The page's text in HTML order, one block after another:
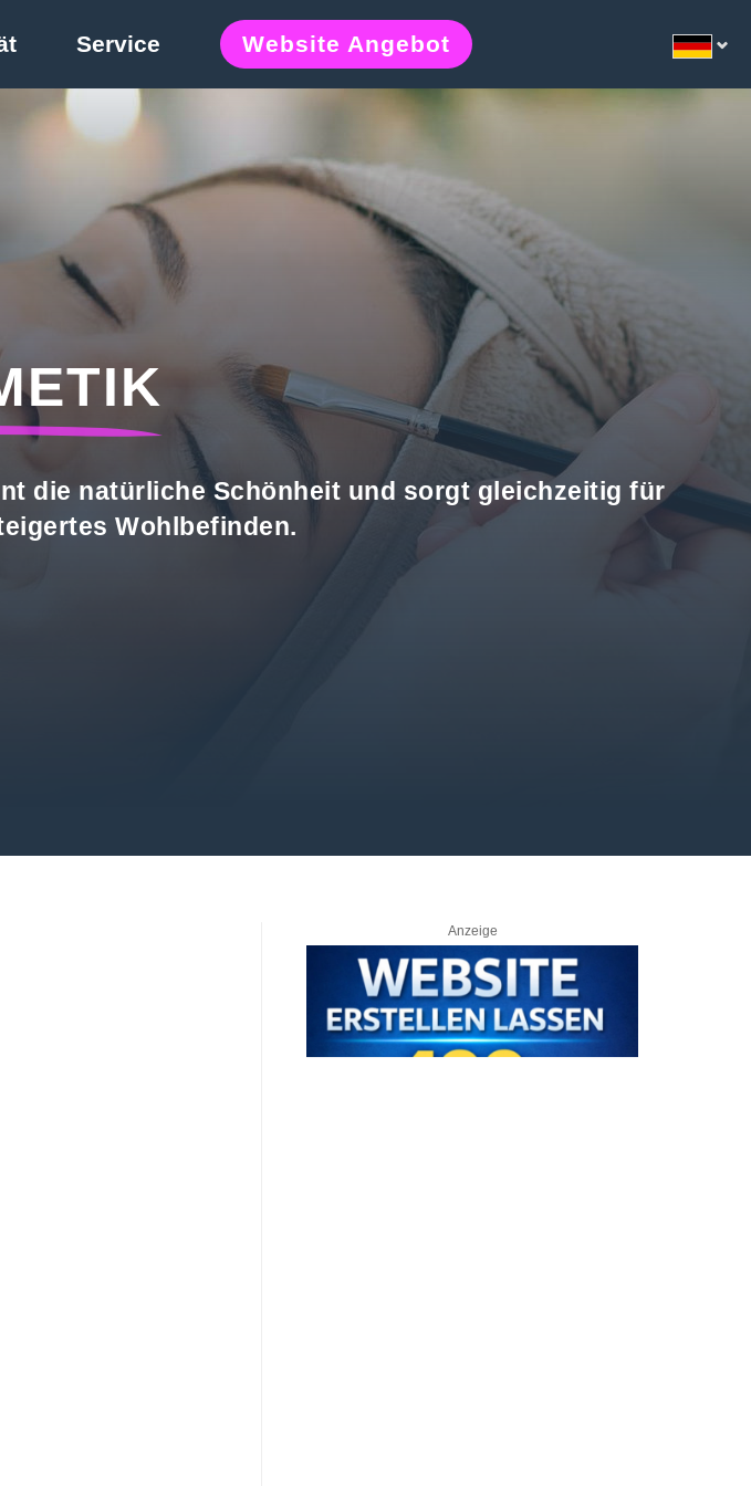
Service Website Angebot
die natürliche Schönheit und sorgt gleichzeitig für
Wohlbefinden.
Anzeige